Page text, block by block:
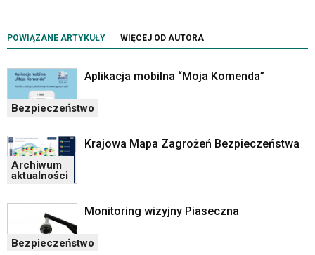
POWIĄZANE ARTYKUŁY WIĘCEJ OD AUTORA
Bezpieczeństwo
Aplikacja mobilna “Moja Komenda”
Archiwum
aktualności
Krajowa Mapa Zagrożeń Bezpieczeństwa
Bezpieczeństwo
Monitoring wizyjny Piaseczna